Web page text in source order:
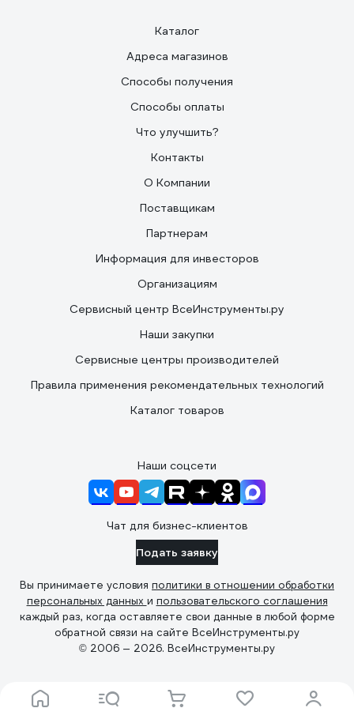
Каталог
Адреса магазинов
Способы получения
Способы оплаты
Что улучшить?
Контакты
О Компании
Поставщикам
Партнерам
Информация для инвесторов
Организациям
Сервисный центр ВсеИнструменты.ру
Наши закупки
Сервисные центры производителей
Правила применения рекомендательных технологий
Каталог товаров
Наши соцсети
Чат для бизнес-клиентов
Подать заявку
Вы принимаете условия политики в отношении обработки
персональных данных и пользовательского соглашения
каждый раз, когда оставляете свои данные в любой форме
обратной связи на сайте ВсеИнструменты.ру
© 2006 — 2026. ВсеИнструменты.ру